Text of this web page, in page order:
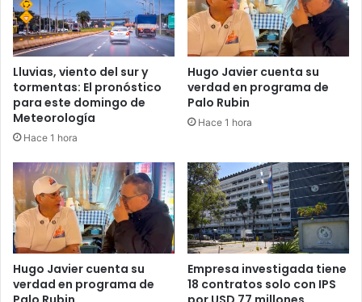
Lluvias, viento del sur y
tormentas: El pronóstico
para este domingo de
Meteorología
Hace 1 hora
Hugo Javier cuenta su
verdad en programa de
Palo Rubin
Hace 1 hora
Hugo Javier cuenta su
verdad en programa de
Empresa investigada tiene
18 contratos solo con IPS